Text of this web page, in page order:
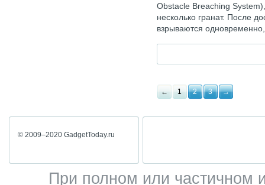
Obstacle Breaching
несколько гранат. После
взрываются
← 1 2 3 →
© 2009–2020 GadgetToday.ru
При полном или частичном